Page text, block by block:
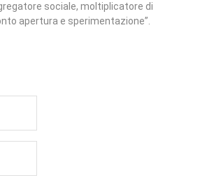
sociale, moltiplicatore di
apertura e sperimentazione”.